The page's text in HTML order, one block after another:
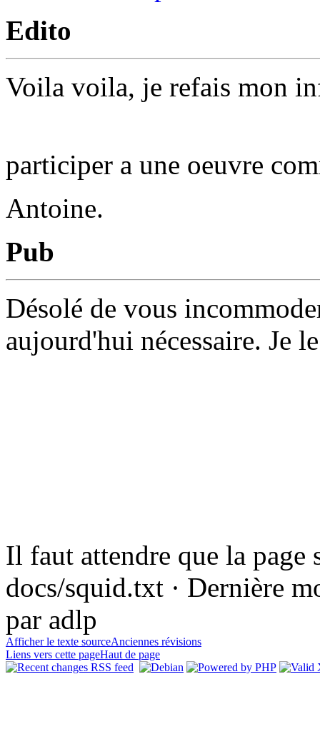
Edito
Voila voila, je refais mon
participer a une oeuvre
Antoine.
Pub
Désolé de vous
aujourd'hui nécessaire. Je
Il faut attendre que la
docs/squid.txt · Dernière
par adlp
Afficher le texte sourceAnciennes révisions
Liens vers cette pageHaut de page